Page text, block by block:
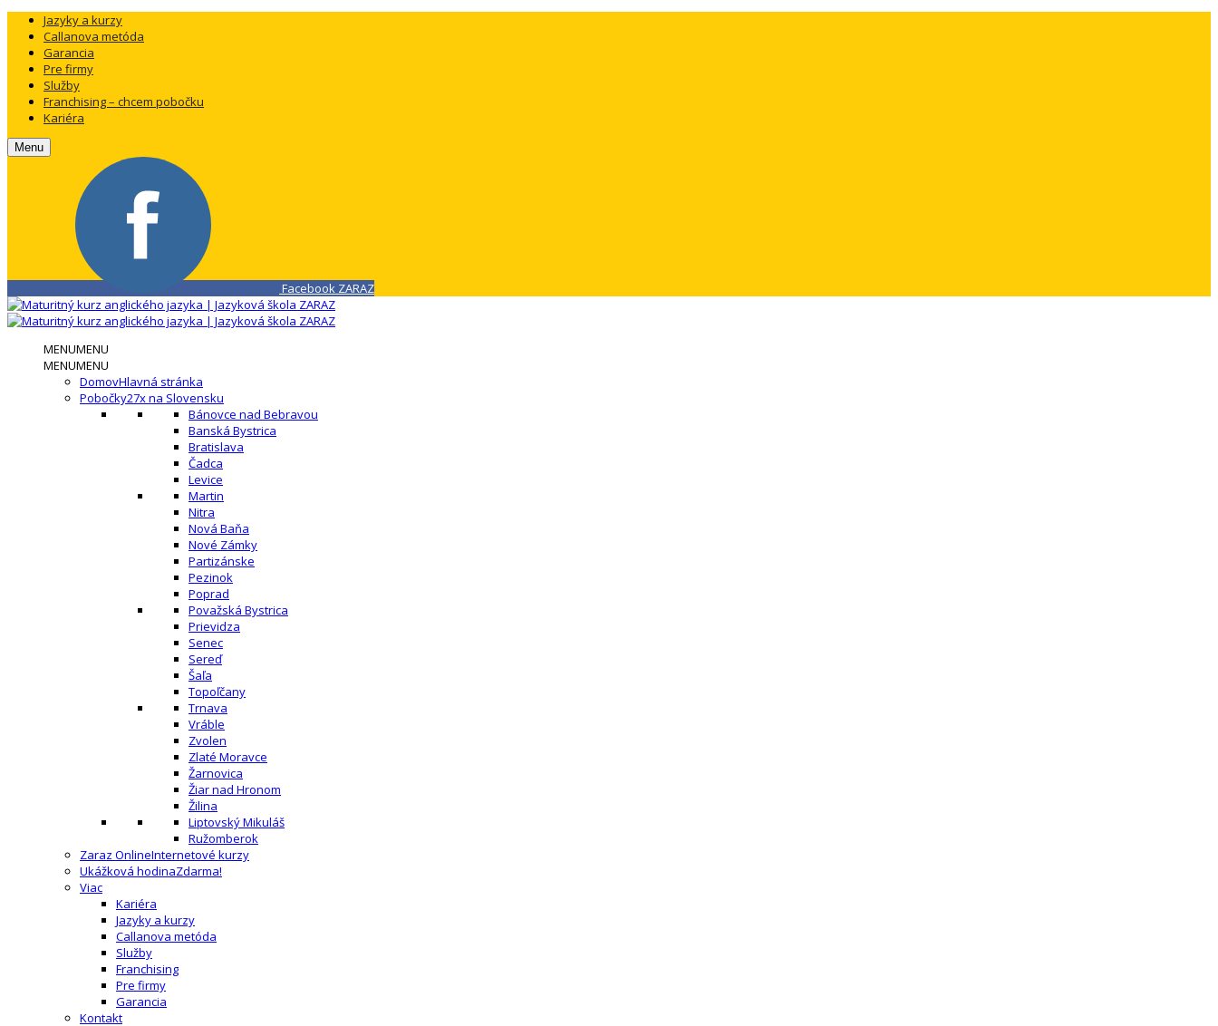
Jazyky a kurzy
Callanova metóda
Garancia
Pre firmy
Služby
Franchising – chcem pobočku
Kariéra
Menu
Facebook ZARAZ
MENUMENU
MENUMENU
DomovHlavná stránka
Pobočky27x na Slovensku
Bánovce nad Bebravou
Banská Bystrica
Bratislava
Čadca
Levice
Martin
Nitra
Nová Baňa
Nové Zámky
Partizánske
Pezinok
Poprad
Považská Bystrica
Prievidza
Senec
Sereď
Šaľa
Topoľčany
Trnava
Vráble
Zvolen
Zlaté Moravce
Žarnovica
Žiar nad Hronom
Žilina
Liptovský Mikuláš
Ružomberok
Zaraz OnlineInternetové kurzy
Ukážková hodinaZdarma!
Viac
Kariéra
Jazyky a kurzy
Callanova metóda
Služby
Franchising
Pre firmy
Garancia
Kontakt